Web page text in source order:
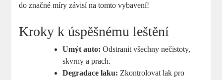
do značné ​míry závisí na ⁢tomto vybavení!
Kroky k úspěšnému leštění
Umýt⁢ auto: Odstranit všechny nečistoty,‍
skvrny⁢ a prach.
Degradace laku: Zkontrolovat lak⁤ pro